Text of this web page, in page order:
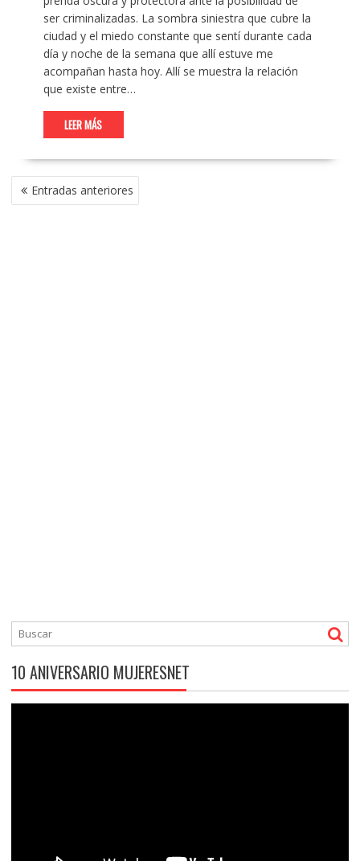
ser criminalizadas. La sombra siniestra que cubre la
ciudad y el miedo constante que sentí durante cada
día y noche de la semana que allí estuve me
acompañan hasta hoy. Allí se muestra la relación
que existe entre…
LEER MÁS
NAVEGACIÓN
DE Entradas anteriores
10 ANIVERSARIO MUJERESNET